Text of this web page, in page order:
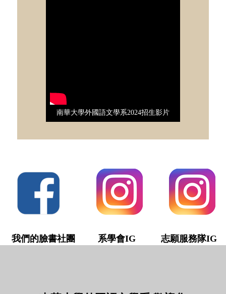
南華大學外國語文學系2024招生影片
我們的臉書社團 系學會IG 志願服務隊IG